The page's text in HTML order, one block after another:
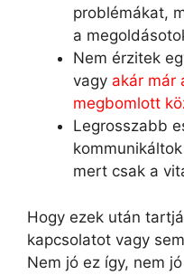
problémákat,
a
Nem érzitek
vagy akár már
megbomlott
Legrosszabb
mert csak a
Hogy ezek után
kapcsolatot vagy
Nem jó ez így, nem